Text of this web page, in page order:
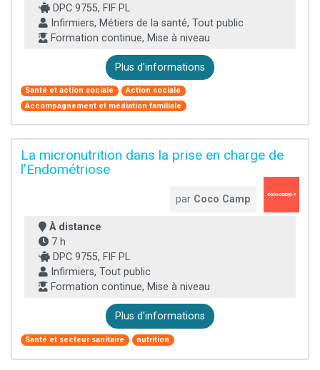
DPC 9755, FIF PL
Infirmiers, Métiers de la santé, Tout public
Formation continue, Mise à niveau
Plus d'informations
Santé et action sociale
Action sociale
Accompagnement et médiation familiale
La micronutrition dans la prise en charge de
l’Endométriose
par Coco Camp
À distance
7 h
DPC 9755, FIF PL
Infirmiers, Tout public
Formation continue, Mise à niveau
Plus d'informations
Santé et secteur sanitaire nutrition